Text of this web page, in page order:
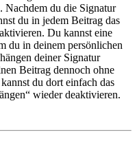
Nachdem du die Signatur
du in jedem Beitrag das
Du kannst eine
du in deinem persönlichen
deiner Signatur
Beitrag dennoch ohne
du dort einfach das
wieder deaktivieren.